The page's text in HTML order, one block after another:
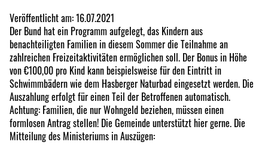
Veröffentlicht am:16.07.2021
Der Bund hat ein Programm aufgelegt, das Kindern aus
benachteiligten Familien in diesem Sommer die Teilnahme an
zahlreichen Freizeitaktivitäten ermöglichen soll. Der Bonus in Höhe
von €100,00 pro Kind kann beispielsweise für den Eintritt in
Schwimmbädern wie dem Hasberger Naturbad eingesetzt werden. Die
Auszahlung erfolgt für einen Teil der Betroffenen automatisch.
Achtung: Familien, die nur Wohngeld beziehen, müssen einen
formlosen Antrag stellen! Die Gemeinde unterstützt hier gerne. Die
Mitteilung des Ministeriums in Auszügen: